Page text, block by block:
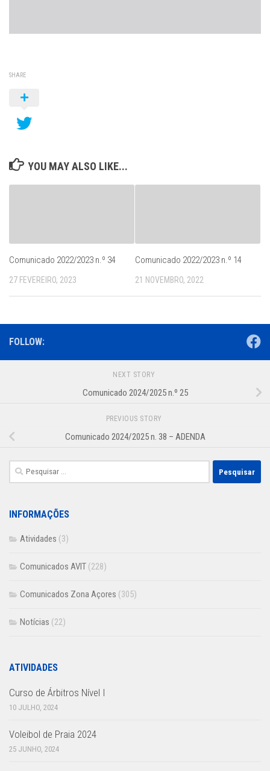
SHARE
YOU MAY ALSO LIKE...
Comunicado 2022/2023 n.º 34
27 FEVEREIRO, 2023
Comunicado 2022/2023 n.º 14
21 NOVEMBRO, 2022
FOLLOW:
NEXT STORY
Comunicado 2024/2025 n.º 25
PREVIOUS STORY
Comunicado 2024/2025 n. 38 – ADENDA
Pesquisar
por:
INFORMAÇÕES
Atividades (3)
Comunicados AVIT (228)
Comunicados Zona Açores (305)
Notícias (22)
ATIVIDADES
Curso de Árbitros Nível I
10 JULHO, 2024
Voleibol de Praia 2024
25 JUNHO, 2024